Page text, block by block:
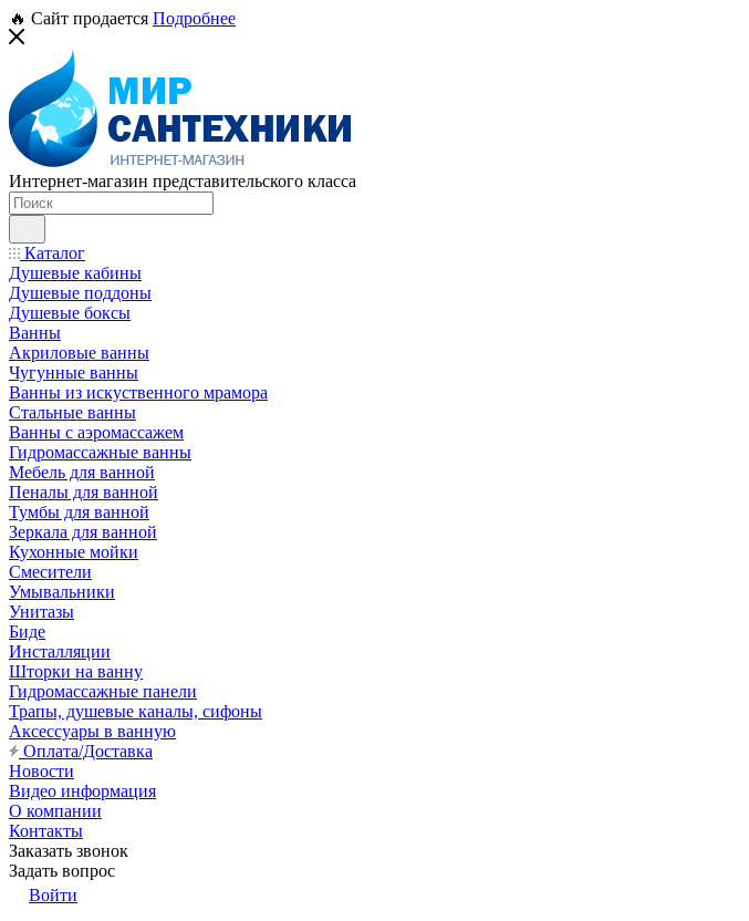
🔥 Сайт продается Подробнее
Интернет-магазин представительского класса
Каталог
Душевые кабины
Душевые поддоны
Душевые боксы
Ванны
Акриловые ванны
Чугунные ванны
Ванны из искуственного мрамора
Стальные ванны
Ванны с аэромассажем
Гидромассажные ванны
Мебель для ванной
Пеналы для ванной
Тумбы для ванной
Зеркала для ванной
Кухонные мойки
Смесители
Умывальники
Унитазы
Биде
Инсталляции
Шторки на ванну
Гидромассажные панели
Трапы, душевые каналы, сифоны
Аксессуары в ванную
Оплата/Доставка
Новости
Видео информация
О компании
Контакты
Заказать звонок
Задать вопрос
Войти